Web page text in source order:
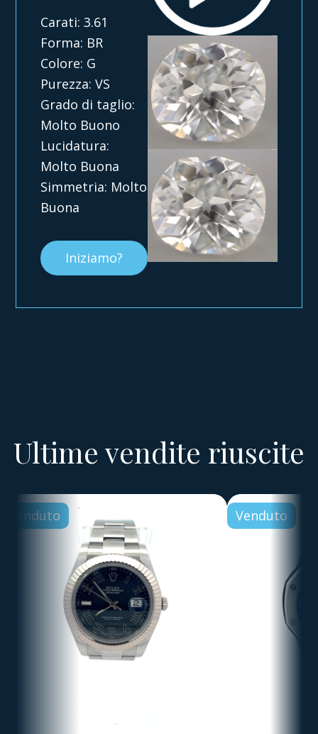
Carati: 3.61
Forma: BR
Colore: G
Purezza: VS
Grado di taglio:
Molto Buono
Lucidatura:
Molto Buona
Simmetria: Molto
Buona
Iniziamo?
Ultime vendite riuscite
Venduto Venduto